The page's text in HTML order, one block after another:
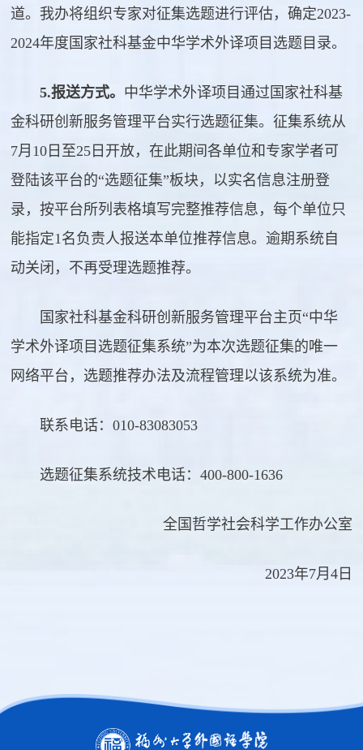
道。我办将组织专家对征集选题进行评估，确定2023-
2024年度国家社科基金中华学术外译项目选题目录。
5.报送方式。 中华学术外译项目通过国家社科基
金科研创新服务管理平台实行选题征集。征集系统从
7月10日至25日开放，在此期间各单位和专家学者可
登陆该平台的“选题征集”板块，以实名信息注册登
录，按平台所列表格填写完整推荐信息，每个单位只
能指定1名负责人报送本单位推荐信息。逾期系统自
动关闭，不再受理选题推荐。
国家社科基金科研创新服务管理平台主页“中华
学术外译项目选题征集系统”为本次选题征集的唯一
网络平台，选题推荐办法及流程管理以该系统为准。
联系电话：010-83083053
选题征集系统技术电话：400-800-1636
全国哲学社会科学工作办公室
2023年7月4日